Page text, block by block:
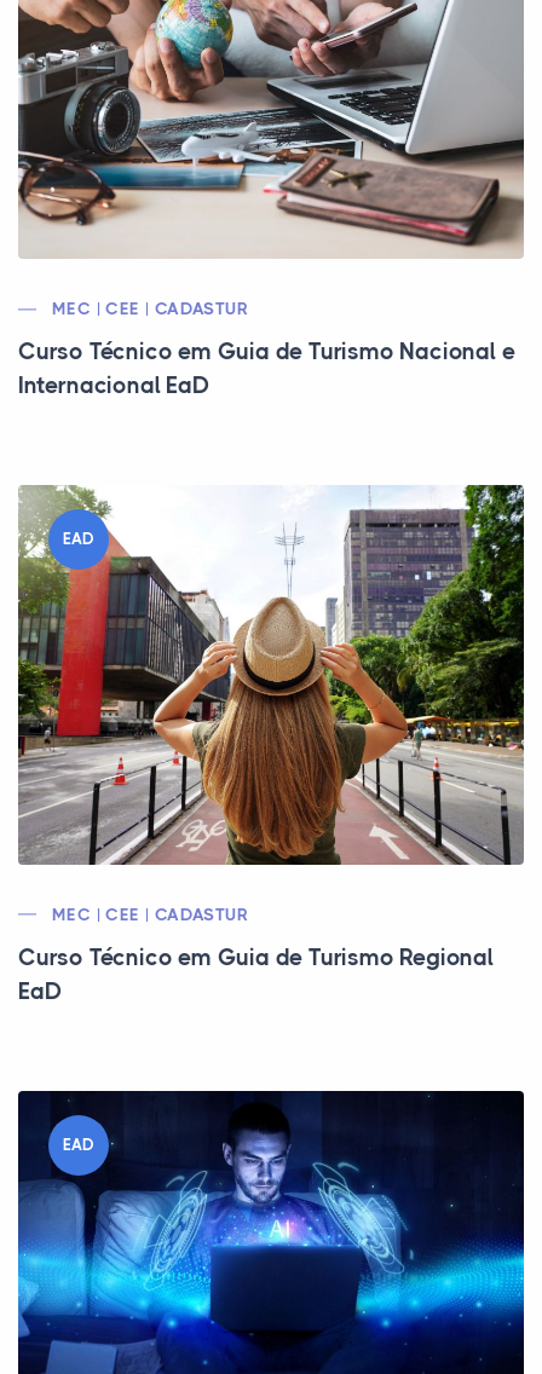
MEC | CEE | CADASTUR
Curso Técnico em Guia de Turismo Nacional e
Internacional EaD
EAD
MEC | CEE | CADASTUR
Curso Técnico em Guia de Turismo Regional
EaD
EAD